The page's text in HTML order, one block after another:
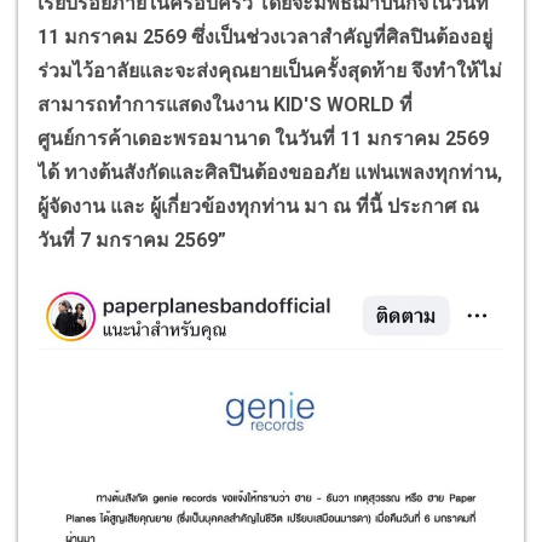
11 มกราคม 2569 ซึ่งเป็นช่วงเวลาสำคัญที่ศิลปินต้องอยู่
ร่วมไว้อาลัยและจะส่งคุณยายเป็นครั้งสุดท้าย จึงทำให้ไม่
สามารถทำการแสดงในงาน KID'S WORLD ที่
ศูนย์การค้าเดอะพรอมานาด ในวันที่ 11 มกราคม 2569
ได้ ทางต้นสังกัดและศิลปินต้องขออภัย แฟนเพลงทุกท่าน,
ผู้จัดงาน และ ผู้เกี่ยวข้องทุกท่าน มา ณ ที่นี้ ประกาศ ณ
วันที่ 7 มกราคม 2569”